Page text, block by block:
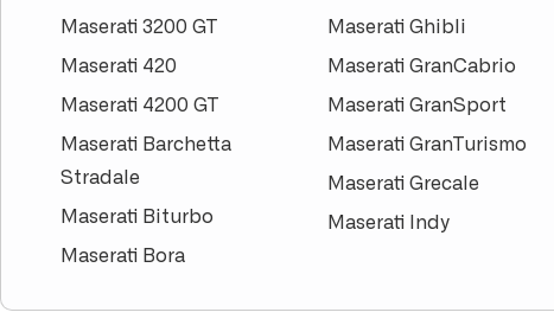
Maserati 3200 GT
Maserati 420
Maserati 4200 GT
Maserati Barchetta
Stradale
Maserati Biturbo
Maserati Bora
Maserati Ghibli
Maserati GranCabrio
Maserati GranSport
Maserati GranTurismo
Maserati Grecale
Maserati Indy